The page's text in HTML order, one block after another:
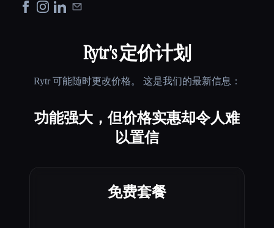
Rytr's 定价计划
Rytr可能随时更改价格。 这是我们的最新信息：
功能强大，但价格实惠却令人难
以置信
免费套餐